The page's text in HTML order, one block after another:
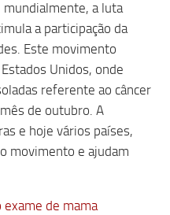
mundialmente, a luta
a participação da
Este movimento
Unidos, onde
referente ao câncer
de outubro. A
e hoje vários países,
movimento e ajudam
exame de mama